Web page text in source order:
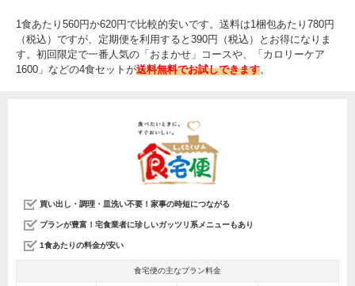
1食あたり560円か620円で比較的安いです。送料は1梱包あたり780円
（税込）ですが、定期便を利用すると390円（税込）とお得になりま
す。初回限定で一番人気の「おまかせ」コースや、「カロリーケア
1600」などの4食セットが送料無料でお試しできます。
買い出し・調理・皿洗い不要！家事の時短につながる
プランが豊富！宅食業者に珍しいガッツリ系メニューもあり
1食あたりの料金が安い
食宅便の主なプラン料金